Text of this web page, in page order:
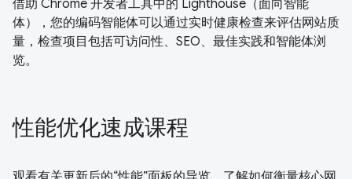
借助 Chrome 开发者工具中的 Lighthouse（面向智能
体），您的编码智能体可以通过实时健康检查来评估网站质
量，检查项目包括可访问性、SEO、最佳实践和智能体浏
览。
性能优化速成课程